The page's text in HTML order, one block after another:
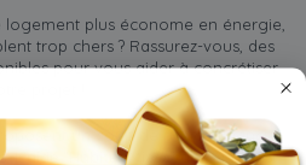
plus économe en énergie,
trop chers ? Rassurez-vous, des
pour vous aider à concrétiser
un coup de pouce financier
L'aide “Habiter Mieux”de l'Anah est